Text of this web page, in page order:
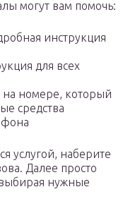
могут вам помочь:
инструкция
для всех
на номере, который
средства
услугой, наберите
Далее просто
нужные